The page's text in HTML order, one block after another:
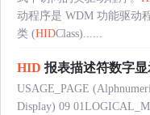
动程序是 WDM 功能驱动
类 (HIDClass)......
HID 报表描述符数字显
USAGE_PAGE
Display) 09